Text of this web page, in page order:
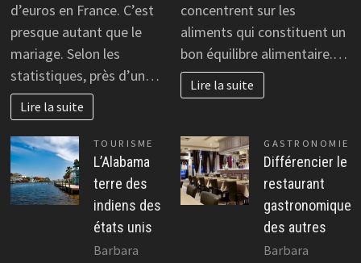
d’euros en France. C’est
presque autant que le
mariage. Selon les
statistiques, près d’un…
Lire la suite
concentrent sur les
aliments qui constituent un
bon équilibre alimentaire.…
Lire la suite
TOURISME
L’Alabama
terre des
indiens des
états unis
Barbara
GASTRONOMIE
Différencier le
restaurant
gastronomique
des autres
Barbara